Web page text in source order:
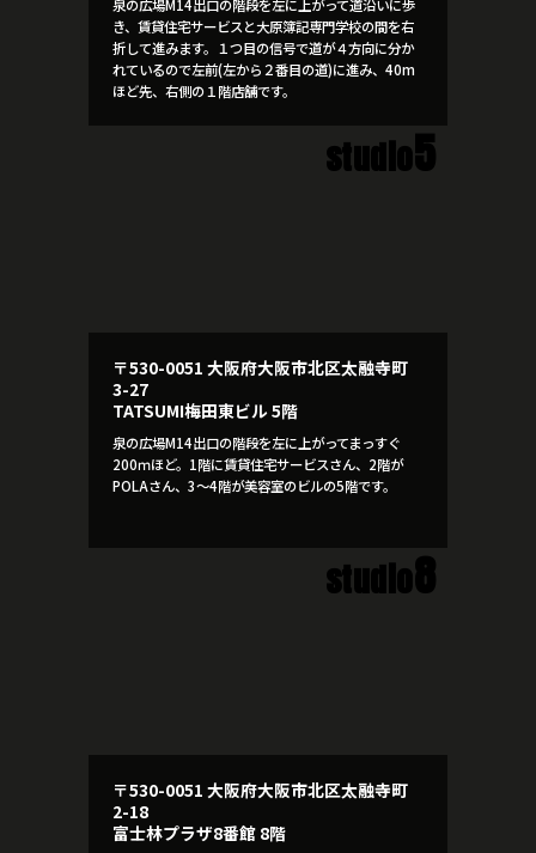
泉の広場M14出口の階段を左に上がって道沿いに歩
き、賃貸住宅サービスと大原簿記専門学校の間を右
折して進みます。１つ目の信号で道が４方向に分か
れているので左前(左から２番目の道)に進み、40m
ほど先、右側の１階店舗です。
studio5
〒530-0051 大阪府大阪市北区太融寺町
3-27
TATSUMI梅田東ビル 5階
泉の広場M14出口の階段を左に上がってまっすぐ
200ｍほど。1階に賃貸住宅サービスさん、2階が
POLAさん、3～4階が美容室のビルの5階です。
studio8
〒530-0051 大阪府大阪市北区太融寺町
2-18
富士林プラザ8番館 8階